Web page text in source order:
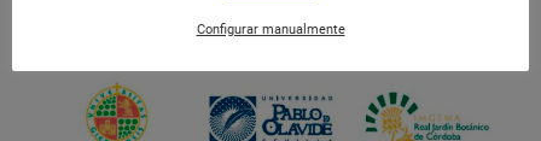
Configurar manualmente